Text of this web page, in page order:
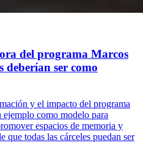
del programa Marcos
deberían ser como
y el impacto del programa
ejemplo como modelo para
espacios de memoria y
que todas las cárceles puedan ser